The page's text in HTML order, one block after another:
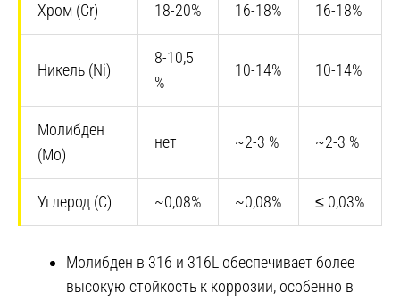
Хром (Cr) 18-20% 16-18% 16-18%
Никель (Ni)
8-10,5
%
10-14% 10-14%
Молибден
(Mo)
нет ~2-3 % ~2-3 %
Углерод (C) ~0,08% ~0,08% ≤ 0,03%
Молибден в 316 и 316L обеспечивает более
высокую стойкость к коррозии, особенно в